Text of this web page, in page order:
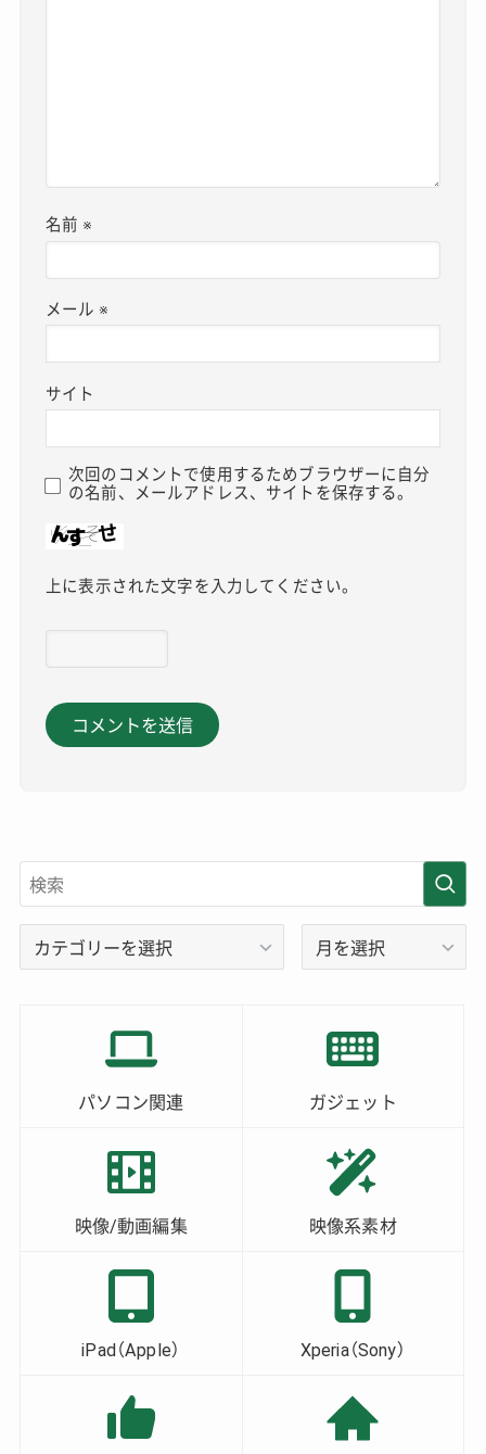
名前 ※
メール ※
サイト
次回のコメントで使用するためブラウザーに自分
の名前、メールアドレス、サイトを保存する。
上に表示された文字を入力してください。
テ
アー
カ
パソコン関連 ガジェット
映像/動画編集 映像系素材
iPad（Apple） Xperia（Sony）